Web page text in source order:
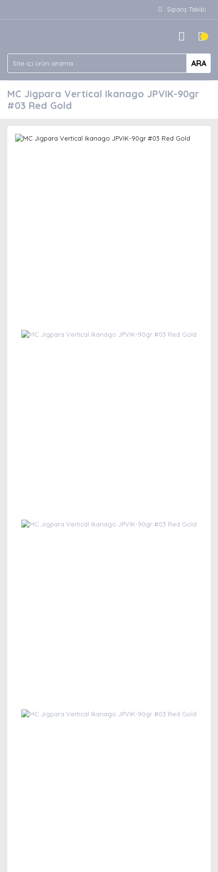
Sipariş Takibi
ARA
MC Jigpara Vertical Ikanago JPVIK-90gr
#03 Red Gold